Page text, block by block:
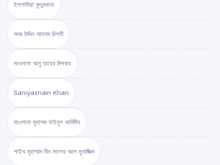
ইসলামিয়া কুতুবখানা
সদর উদ্দিন আহমদ চিশতী
মাওলানা আবু তাহের মিসবাহ
Saniyasnain Khan
মাওলানা মুহাম্মদ যাইনুল আবিদীন
শাইখ মুহাম্মাদ বিন সালেহ আল মুনাজ্জিদ